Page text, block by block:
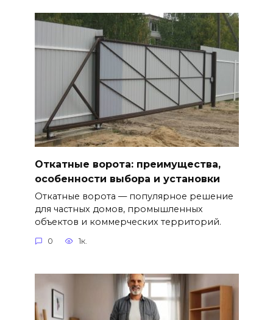
Откатные ворота: преимущества,
особенности выбора и установки
Откатные ворота — популярное решение
для частных домов, промышленных
объектов и коммерческих территорий.
0 1к.